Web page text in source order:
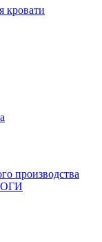
кровати
производства